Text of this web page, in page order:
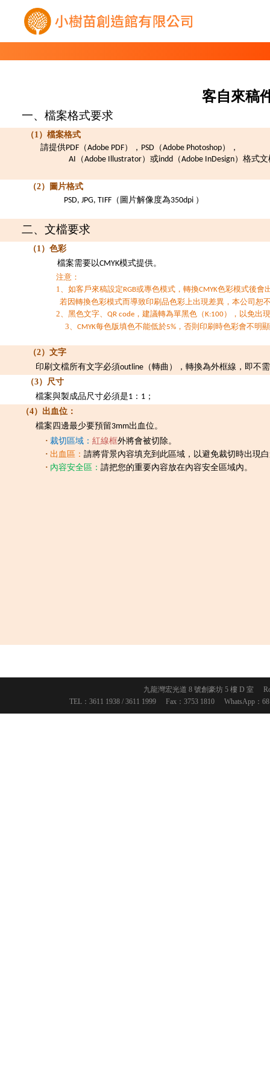
客自來稿
一、檔案格式要求
（1）檔案格式
請提供PDF （Adobe PDF）， PSD （Adobe Photoshop），
AI （Adobe Illustrator）或indd （Adobe InDesign）格式
（2）圖片格式
PSD, JPG, TIFF （圖片解像度為350dpi ）
二、文檔要求
（1）色彩
檔案需要以CMYK模式提供。
注意：
1、如客戶來稿設定RGB或專色模式，轉換CMYK色彩模式後會
若因轉換色彩模式而導致印刷品色彩上出現差異，本公司恕
2、黑色文字、 QR code ，建議轉為單黑色（K:100），以免出
3、 CMYK每色版填色不能低於5% ，否則印刷時色彩會不明顯
（2）文字
印刷文檔所有文字必須outline （轉曲），轉換為外框線，即不
（3）尺寸
檔案與製成品尺寸必須是1 ： 1 ；
（4）出血位：
檔案四邊最少要預留3mm出血位。
· 裁切區域： 紅線框外將會被切除。
· 出血區： 請將背景內容填充到此區域，以避免裁切時出現
· 內容安全區： 請把您的重要內容放在內容安全區域內。
九龍灣宏光道 8 號創豪坊 5 樓 D 室
TEL：3611 1938 / 3611 1999
Fax：3753 1810 WhatsApp：